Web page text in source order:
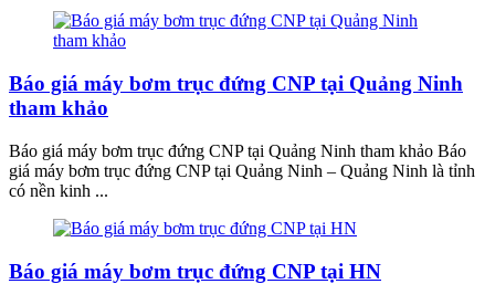
Báo giá máy bơm trục đứng CNP tại Quảng Ninh
tham khảo
Báo giá máy bơm trục đứng CNP tại Quảng Ninh tham khảo Báo
giá máy bơm trục đứng CNP tại Quảng Ninh – Quảng Ninh là tỉnh
có nền kinh ...
Báo giá máy bơm trục đứng CNP tại HN